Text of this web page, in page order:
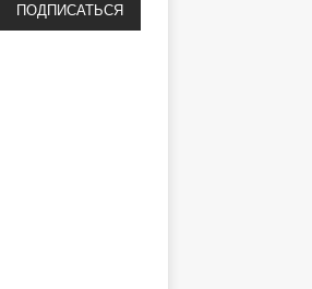
ПОДПИСАТЬСЯ